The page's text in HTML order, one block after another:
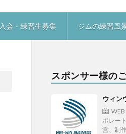
入会・練習生募集 ジムの練習風
スポンサー様の
ウィン
ポレー
営、制